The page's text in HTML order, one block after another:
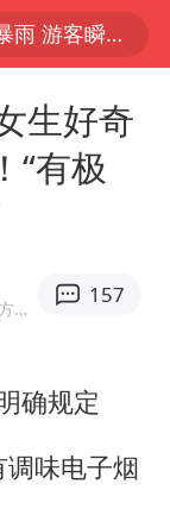
回1300元
视频丨中国东方电气集团原党组副书记、董事宋致远被查
贯穿浙江
值蒸发
香港宏福苑火灾或由烟头引起
生好奇
“有极
·南方都市报官方网易号
157
确规定
味电子烟